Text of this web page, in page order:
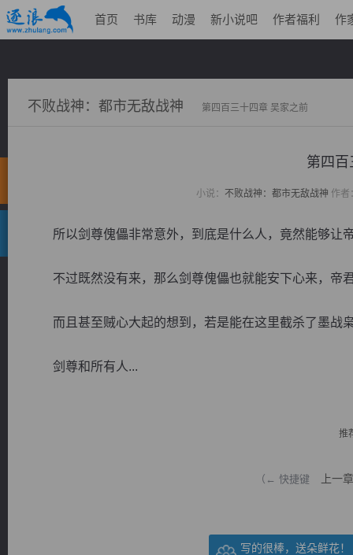
首页 书库 动漫 新小说吧 作者福利 作
不败战神：都市无敌战神 第四百三十四章 吴家之前
第四百
小说： 不败战神：都市无敌战神 作者
所以剑尊傀儡非常意外，到底是什么人，竟然能够让
不过既然没有来，那么剑尊傀儡也就能安下心来，帝
而且甚至贼心大起的想到，若是能在这里截杀了墨战
剑尊和所有人...
推
（← 快捷键 上一章
写的很棒，送朵鲜花！